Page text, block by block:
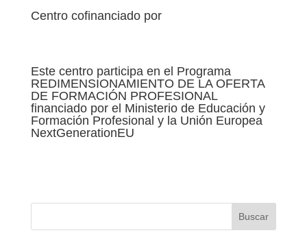
Centro cofinanciado por
Este centro participa en el Programa
REDIMENSIONAMIENTO DE LA OFERTA
DE FORMACIÓN PROFESIONAL
financiado por el Ministerio de Educación y
Formación Profesional y la Unión Europea
NextGenerationEU